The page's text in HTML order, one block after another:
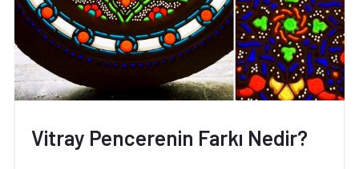
Vitray Pencerenin Farkı Nedir?